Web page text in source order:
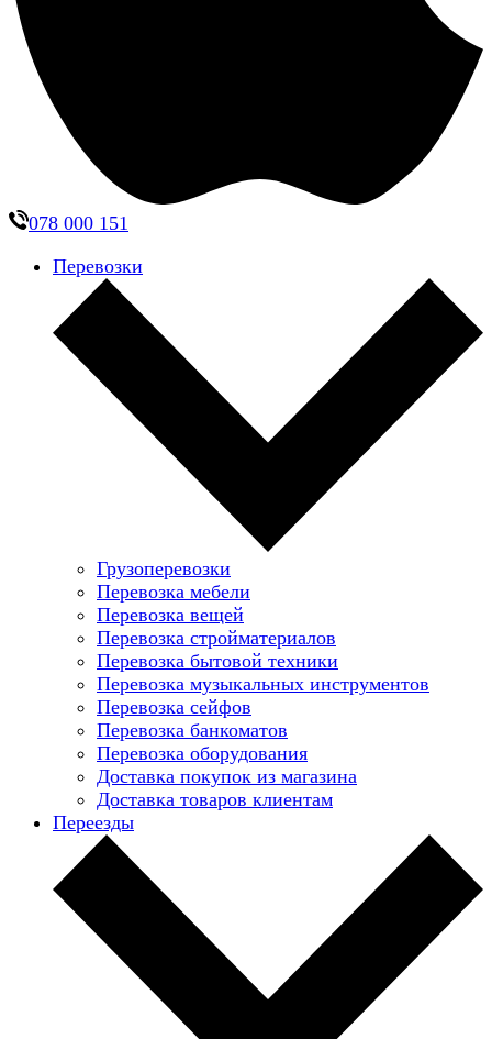
078 000 151
Перевозки
Грузоперевозки
Перевозка мебели
Перевозка вещей
Перевозка стройматериалов
Перевозка бытовой техники
Перевозка музыкальных инструментов
Перевозка сейфов
Перевозка банкоматов
Перевозка оборудования
Доставка покупок из магазина
Доставка товаров клиентам
Переезды